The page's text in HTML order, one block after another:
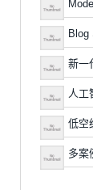
Blog
新一
人工
低空
多案